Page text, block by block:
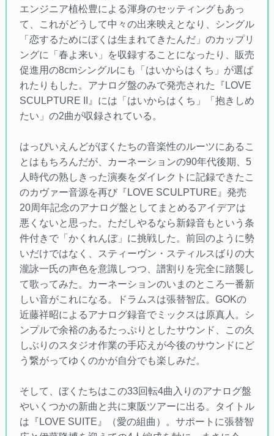
エンジニア植松豊による渾身のセッティングもあっ
て、これがどうして中々の出来映えとなり、シングル
「恋するためにぼくは生まれてきたんだ」のカップリ
ングに「春よ来い」を収録することになったり、販売
促進用の8cmシングルにも「はいからはくち」が選ば
れたりもした。アナログ盤のみで発売された『LOVE
SCULPTURE II』には「はいからはくち」「抱きしめ
たい」の2曲が収録されている。
はっぴいえんどがぼくたちの音楽性のルーツにあるこ
とはもちろんだが、カーネーションの90年代後期、5
人時代の熟しきった演奏をダイレクトに記録できたこ
のカヴァー音源を再び『LOVE SCULPTURE』発売
20周年記念のアナログ盤としてまとめるアイデアは
悪くないと思った。ただしやるなら新録音もという条
件付きで「かくれんぼ」に挑戦した。前回のように勢
いだけではなく、スティーヴン・スティルスばりの大
瀧詠一氏の声色を意識しつつ、譜割りを完全に踏襲し
て歌ってみた。カーネーションのいまのところ一番新
しい音がこれになる。ドラムスは張替智広。GOKの
近藤祥昭によるアナログ録音でミックスは原真人。シ
ンプルで余裕のあるたっぷりとしたサウンド、この久
しぶりのスタジオ作業の手応えが今後のサウンドにど
う繋がってゆくのかが自分でも楽しみだ。
そして、ぼくたちはこの33回転4曲入りのアナログ盤
やいくつかの新曲と共に東阪ツアーに出る。タイトル
は『LOVE SUITE』（愛の組曲）。サポートに張替智